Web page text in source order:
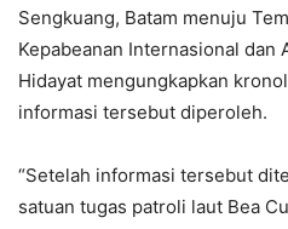
Sengkuang, Batam menuju
Kepabeanan Internasional dan
Hidayat mengungkapkan
informasi tersebut diperoleh.
“Setelah informasi tersebut
satuan tugas patroli laut Bea